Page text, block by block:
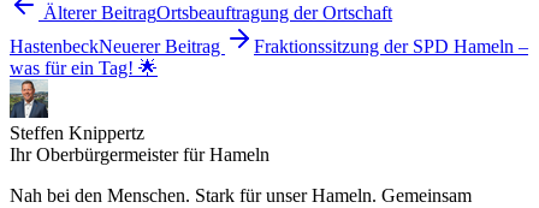
Älterer BeitragOrtsbeauftragung der Ortschaft
HastenbeckNeuerer Beitrag
Fraktionssitzung der SPD Hameln –
was für ein Tag! 🌟
Steffen Knippertz
Ihr Oberbürgermeister für Hameln
Nah bei den Menschen. Stark für unser Hameln. Gemeinsam